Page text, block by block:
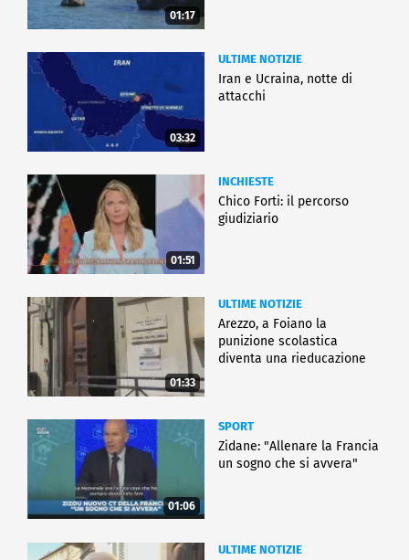
01:17
03:32
ULTIME NOTIZIE
Iran e Ucraina, notte di
attacchi
01:51
INCHIESTE
Chico Forti: il percorso
giudiziario
01:33
ULTIME NOTIZIE
Arezzo, a Foiano la
punizione scolastica
diventa una rieducazione
01:06
SPORT
Zidane: "Allenare la Francia
un sogno che si avvera"
ULTIME NOTIZIE